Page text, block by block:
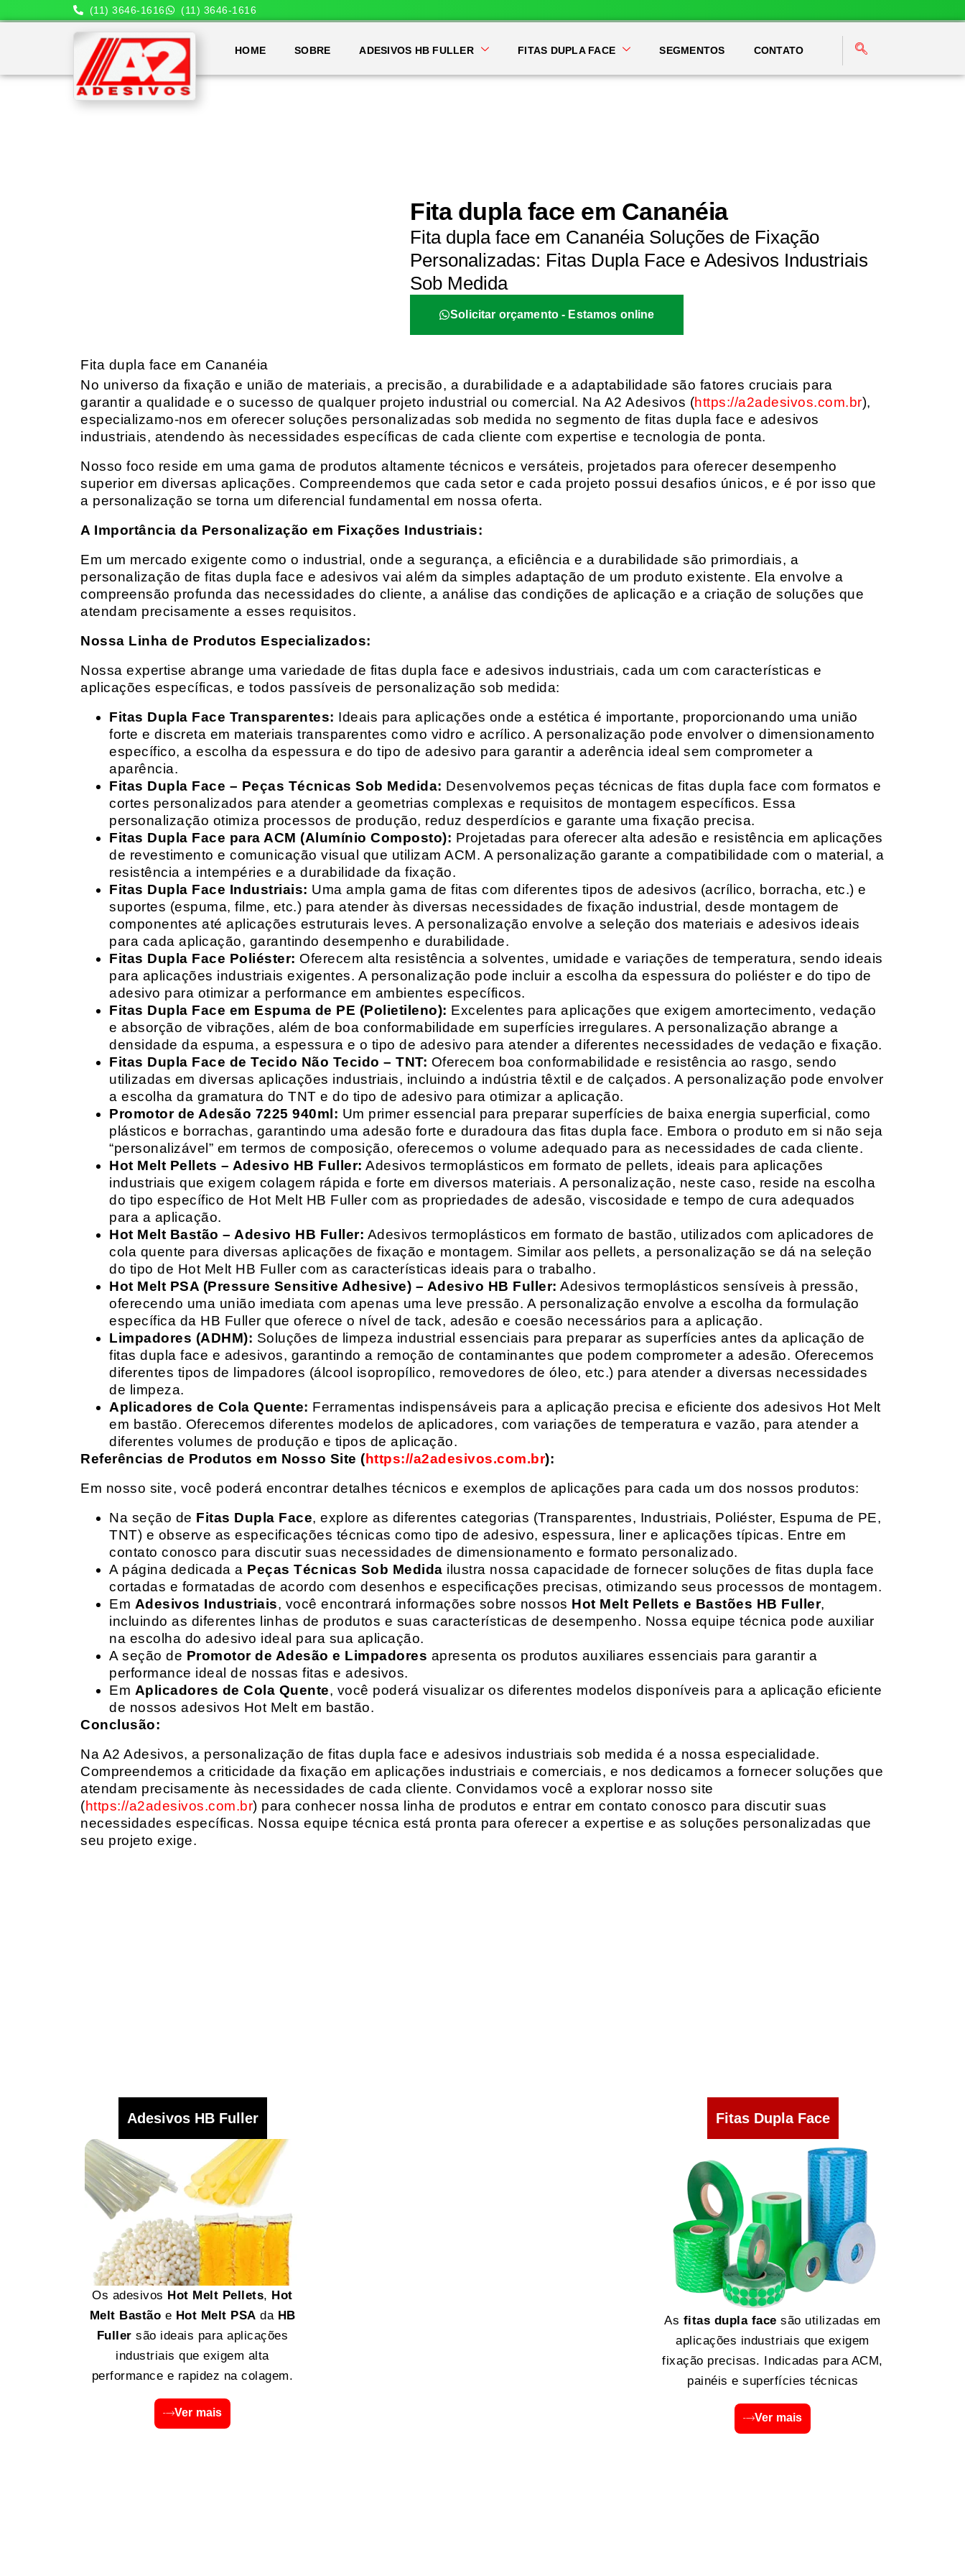
(11) 3646-1616 (11) 3646-1616
HOME SOBRE ADESIVOS HB FULLER FITAS DUPLA FACE SEGMENTOS CONTATO
Fita dupla face em Cananéia
Fita dupla face em Cananéia Soluções de Fixação
Personalizadas: Fitas Dupla Face e Adesivos Industriais
Sob Medida
Solicitar orçamento - Estamos online
Fita dupla face em Cananéia
No universo da fixação e união de materiais, a precisão, a durabilidade e a adaptabilidade são fatores cruciais para
garantir a qualidade e o sucesso de qualquer projeto industrial ou comercial. Na A2 Adesivos (https://a2adesivos.com.br),
especializamo-nos em oferecer soluções personalizadas sob medida no segmento de fitas dupla face e adesivos
industriais, atendendo às necessidades específicas de cada cliente com expertise e tecnologia de ponta.
Nosso foco reside em uma gama de produtos altamente técnicos e versáteis, projetados para oferecer desempenho
superior em diversas aplicações. Compreendemos que cada setor e cada projeto possui desafios únicos, e é por isso que
a personalização se torna um diferencial fundamental em nossa oferta.
A Importância da Personalização em Fixações Industriais:
Em um mercado exigente como o industrial, onde a segurança, a eficiência e a durabilidade são primordiais, a
personalização de fitas dupla face e adesivos vai além da simples adaptação de um produto existente. Ela envolve a
compreensão profunda das necessidades do cliente, a análise das condições de aplicação e a criação de soluções que
atendam precisamente a esses requisitos.
Nossa Linha de Produtos Especializados:
Nossa expertise abrange uma variedade de fitas dupla face e adesivos industriais, cada um com características e
aplicações específicas, e todos passíveis de personalização sob medida:
Fitas Dupla Face Transparentes: Ideais para aplicações onde a estética é importante, proporcionando uma união
forte e discreta em materiais transparentes como vidro e acrílico. A personalização pode envolver o dimensionamento
específico, a escolha da espessura e do tipo de adesivo para garantir a aderência ideal sem comprometer a
aparência.
Fitas Dupla Face – Peças Técnicas Sob Medida: Desenvolvemos peças técnicas de fitas dupla face com formatos e
cortes personalizados para atender a geometrias complexas e requisitos de montagem específicos. Essa
personalização otimiza processos de produção, reduz desperdícios e garante uma fixação precisa.
Fitas Dupla Face para ACM (Alumínio Composto): Projetadas para oferecer alta adesão e resistência em aplicações
de revestimento e comunicação visual que utilizam ACM. A personalização garante a compatibilidade com o material, a
resistência a intempéries e a durabilidade da fixação.
Fitas Dupla Face Industriais: Uma ampla gama de fitas com diferentes tipos de adesivos (acrílico, borracha, etc.) e
suportes (espuma, filme, etc.) para atender às diversas necessidades de fixação industrial, desde montagem de
componentes até aplicações estruturais leves. A personalização envolve a seleção dos materiais e adesivos ideais
para cada aplicação, garantindo desempenho e durabilidade.
Fitas Dupla Face Poliéster: Oferecem alta resistência a solventes, umidade e variações de temperatura, sendo ideais
para aplicações industriais exigentes. A personalização pode incluir a escolha da espessura do poliéster e do tipo de
adesivo para otimizar a performance em ambientes específicos.
Fitas Dupla Face em Espuma de PE (Polietileno): Excelentes para aplicações que exigem amortecimento, vedação
e absorção de vibrações, além de boa conformabilidade em superfícies irregulares. A personalização abrange a
densidade da espuma, a espessura e o tipo de adesivo para atender a diferentes necessidades de vedação e fixação.
Fitas Dupla Face de Tecido Não Tecido – TNT: Oferecem boa conformabilidade e resistência ao rasgo, sendo
utilizadas em diversas aplicações industriais, incluindo a indústria têxtil e de calçados. A personalização pode envolver
a escolha da gramatura do TNT e do tipo de adesivo para otimizar a aplicação.
Promotor de Adesão 7225 940ml: Um primer essencial para preparar superfícies de baixa energia superficial, como
plásticos e borrachas, garantindo uma adesão forte e duradoura das fitas dupla face. Embora o produto em si não seja
“personalizável” em termos de composição, oferecemos o volume adequado para as necessidades de cada cliente.
Hot Melt Pellets – Adesivo HB Fuller: Adesivos termoplásticos em formato de pellets, ideais para aplicações
industriais que exigem colagem rápida e forte em diversos materiais. A personalização, neste caso, reside na escolha
do tipo específico de Hot Melt HB Fuller com as propriedades de adesão, viscosidade e tempo de cura adequados
para a aplicação.
Hot Melt Bastão – Adesivo HB Fuller: Adesivos termoplásticos em formato de bastão, utilizados com aplicadores de
cola quente para diversas aplicações de fixação e montagem. Similar aos pellets, a personalização se dá na seleção
do tipo de Hot Melt HB Fuller com as características ideais para o trabalho.
Hot Melt PSA (Pressure Sensitive Adhesive) – Adesivo HB Fuller: Adesivos termoplásticos sensíveis à pressão,
oferecendo uma união imediata com apenas uma leve pressão. A personalização envolve a escolha da formulação
específica da HB Fuller que oferece o nível de tack, adesão e coesão necessários para a aplicação.
Limpadores (ADHM): Soluções de limpeza industrial essenciais para preparar as superfícies antes da aplicação de
fitas dupla face e adesivos, garantindo a remoção de contaminantes que podem comprometer a adesão. Oferecemos
diferentes tipos de limpadores (álcool isopropílico, removedores de óleo, etc.) para atender a diversas necessidades
de limpeza.
Aplicadores de Cola Quente: Ferramentas indispensáveis para a aplicação precisa e eficiente dos adesivos Hot Melt
em bastão. Oferecemos diferentes modelos de aplicadores, com variações de temperatura e vazão, para atender a
diferentes volumes de produção e tipos de aplicação.
Referências de Produtos em Nosso Site (https://a2adesivos.com.br):
Em nosso site, você poderá encontrar detalhes técnicos e exemplos de aplicações para cada um dos nossos produtos:
Na seção de Fitas Dupla Face, explore as diferentes categorias (Transparentes, Industriais, Poliéster, Espuma de PE,
TNT) e observe as especificações técnicas como tipo de adesivo, espessura, liner e aplicações típicas. Entre em
contato conosco para discutir suas necessidades de dimensionamento e formato personalizado.
A página dedicada a Peças Técnicas Sob Medida ilustra nossa capacidade de fornecer soluções de fitas dupla face
cortadas e formatadas de acordo com desenhos e especificações precisas, otimizando seus processos de montagem.
Em Adesivos Industriais, você encontrará informações sobre nossos Hot Melt Pellets e Bastões HB Fuller,
incluindo as diferentes linhas de produtos e suas características de desempenho. Nossa equipe técnica pode auxiliar
na escolha do adesivo ideal para sua aplicação.
A seção de Promotor de Adesão e Limpadores apresenta os produtos auxiliares essenciais para garantir a
performance ideal de nossas fitas e adesivos.
Em Aplicadores de Cola Quente, você poderá visualizar os diferentes modelos disponíveis para a aplicação eficiente
de nossos adesivos Hot Melt em bastão.
Conclusão:
Na A2 Adesivos, a personalização de fitas dupla face e adesivos industriais sob medida é a nossa especialidade.
Compreendemos a criticidade da fixação em aplicações industriais e comerciais, e nos dedicamos a fornecer soluções que
atendam precisamente às necessidades de cada cliente. Convidamos você a explorar nosso site
(https://a2adesivos.com.br) para conhecer nossa linha de produtos e entrar em contato conosco para discutir suas
necessidades específicas. Nossa equipe técnica está pronta para oferecer a expertise e as soluções personalizadas que
seu projeto exige.
Adesivos HB Fuller
Os adesivos Hot Melt Pellets, Hot
Melt Bastão e Hot Melt PSA da HB
Fuller são ideais para aplicações
industriais que exigem alta
performance e rapidez na colagem.
Ver mais
Fitas Dupla Face
As fitas dupla face são utilizadas em
aplicações industriais que exigem
fixação precisas. Indicadas para ACM,
painéis e superfícies técnicas
Ver mais